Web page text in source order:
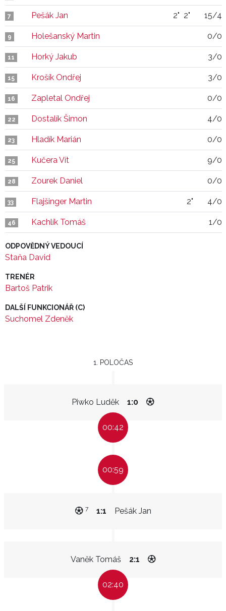
7 Pešák Jan 2" 2" 15/4
9 Holešanský Martin 0/0
11 Horký Jakub 3/0
15 Krošík Ondřej 3/0
16 Zapletal Ondřej 0/0
22 Dostalík Šimon 4/0
23 Hladík Marián 0/0
25 Kučera Vít 9/0
28 Zourek Daniel 0/0
33 Flajšinger Martin 2" 4/0
46 Kachlík Tomáš 1/0
ODPOVĚDNÝ VEDOUCÍ
Staňa David
TRENÉR
Bartoš Patrik
DALŠÍ FUNKCIONÁŘ (C)
Suchomel Zdeněk
1. POLOČAS
Piwko Luděk 1:0
00:42
00:59
Pešák Jan
1:1
7
Vaněk Tomáš 2:1
02:40